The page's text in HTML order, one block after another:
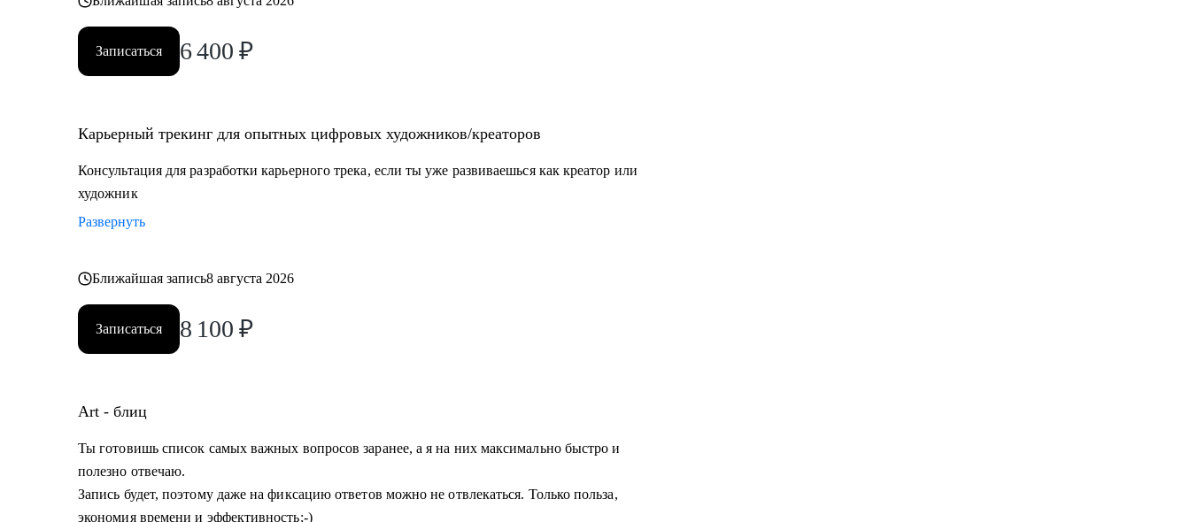
Записаться 6 400 ₽
Карьерный трекинг для опытных цифровых художников/креаторов
Консультация для разработки карьерного трека, если ты уже развиваешься как креатор или
художник
Развернуть
Ближайшая запись8 августа 2026
Записаться 8 100 ₽
Art - блиц
Ты готовишь список самых важных вопросов заранее, а я на них максимально быстро и
полезно отвечаю.
Запись будет, поэтому даже на фиксацию ответов можно не отвлекаться. Только польза,
экономия времени и эффективность;-)